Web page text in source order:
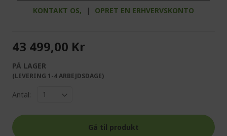
KONTAKT OS, | OPRET EN ERHVERVSKONTO
43 499,00 Kr
PÅ LAGER
(LEVERING 1-4 ARBEJDSDAGE)
Antal:
Gå til produkt